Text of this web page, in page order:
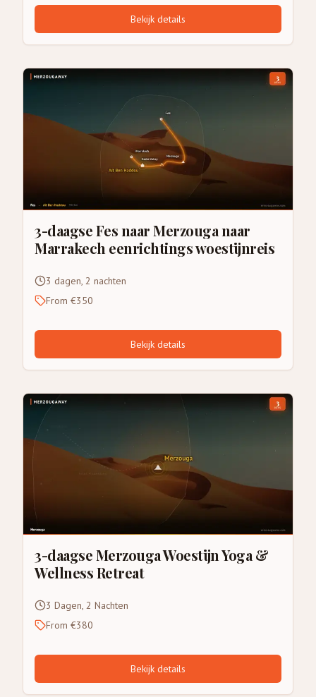
Bekijk details
3-daagse Fes naar Merzouga naar
Marrakech eenrichtings woestijnreis
3 dagen, 2 nachten
From €350
Bekijk details
3-daagse Merzouga Woestijn Yoga &
Wellness Retreat
3 Dagen, 2 Nachten
From €380
Bekijk details